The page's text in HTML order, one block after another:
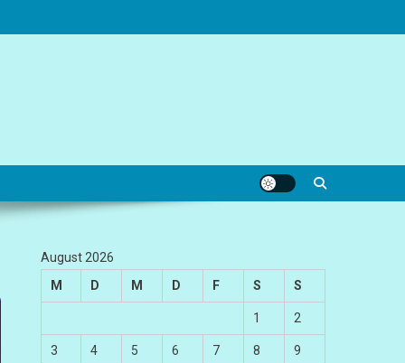
August 2026
M
D M D F S S
1 2
3 4 5 6 7 8 9